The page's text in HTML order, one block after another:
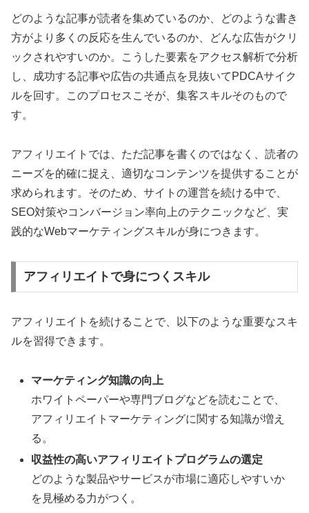
どのような記事が読者を集めているのか、どのような書き
方がより多くの反応を生んでいるのか、どんな広告がクリ
ックされやすいのか。こうした要素をアクセス解析で分析
し、成功する記事や広告の共通点を見抜いてPDCAサイク
ルを回す。このプロセスこそが、集客スキルそのもので
す。
アフィリエイトでは、ただ記事を書くのではなく、読者の
ニーズを的確に捉え、適切なコンテンツを提供することが
求められます。そのため、サイトの運営を続ける中で、
SEO対策やコンバージョン率向上のテクニックなど、実
践的なWebマーケティングスキルが身につきます。
アフィリエイトで身につくスキル
アフィリエイトを続けることで、以下のような重要なスキ
ルを習得できます。
マーケティング知識の向上
ホワイトペーパーや専門ブログなどを読むことで、
アフィリエイトマーケティングに関する知識が増え
る。
収益性の高いアフィリエイトプログラムの選定
どのような製品やサービスが市場に適応しやすいか
を見極める力がつく。